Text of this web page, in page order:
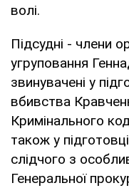
волі.
Підсудні - члени
угруповання
звинувачені у
вбивства
Кримінального
також у
слідчого з
Генеральної